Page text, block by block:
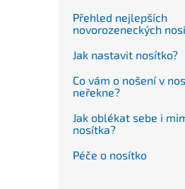
Přehled nejlepších
novorozeneckých
Jak nastavit nosítko?
Co vám o nošení v
neřekne?
Jak oblékat sebe i
nosítka?
Péče o nosítko